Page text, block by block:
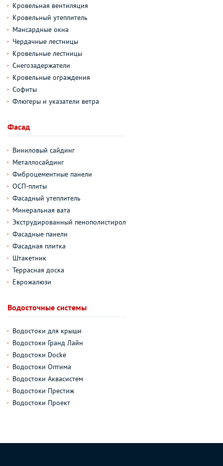
Кровельная вентиляция
Кровельный утеплитель
Мансардные окна
Чердачные лестницы
Кровельные лестницы
Снегозадержатели
Кровельные ограждения
Софиты
Флюгеры и указатели ветра
Фасад
Виниловый сайдинг
Металлосайдинг
Фиброцементные панели
ОСП-плиты
Фасадный утеплитель
Минеральная вата
Экструдированный пенополистирол
Фасадные панели
Фасадная плитка
Штакетник
Террасная доска
Еврожалюзи
Водосточные системы
Водостоки для крыши
Водостоки Гранд Лайн
Водостоки Docke
Водостоки Оптима
Водостоки Аквасистем
Водостоки Престиж
Водостоки Проект